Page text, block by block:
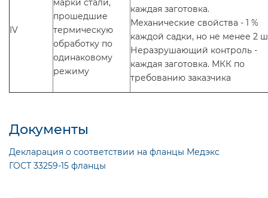
IV
марки стали,
прошедшие
термическую
обработку по
одинаковому
режиму
каждая заготовка.
Механические свойства - 1 %
каждой садки, но не менее 2
Неразрушающий контроль -
каждая заготовка. МКК по
требованию заказчика
Документы
Декларация о соответствии на фланцы Медэкс
ГОСТ 33259-15 фланцы